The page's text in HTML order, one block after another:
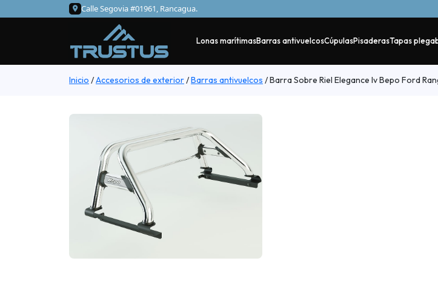
Calle Segovia #01961, Rancagua.
Lonas marítimasBarras antivuelcosCúpulasPisaderasTapas
Inicio /Accesorios de exterior/Barras antivuelcos /Barra Sobre Riel Elegance Iv Bepo Ford